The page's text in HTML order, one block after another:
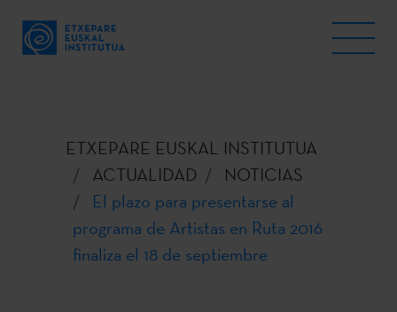
ETXEPARE EUSKAL INSTITUTUA
ACTUALIDAD
NOTICIAS
El plazo para presentarse al
programa de Artistas en Ruta 2016
finaliza el 18 de septiembre